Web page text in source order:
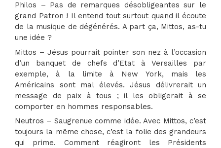
Philos – Pas de remarques désobligeantes sur le
grand Patron ! Il entend tout surtout quand il écoute
de la musique de dégénérés. A part ça, Mittos, as-tu
une idée ?
Mittos – Jésus pourrait pointer son nez à l’occasion
d’un banquet de chefs d’Etat à Versailles par
exemple, à la limite à New York, mais les
Américains sont mal élevés. Jésus délivrerait un
message de paix à tous ; il les obligerait à se
comporter en hommes responsables.
Neutros – Saugrenue comme idée. Avec Mittos, c’est
toujours la même chose, c’est la folie des grandeurs
qui prime. Comment réagiront les Présidents